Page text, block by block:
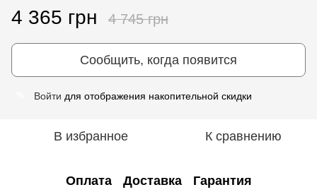
4 365 грн 4 745 грн
Сообщить, когда появится
Войти для отображения накопительной скидки
В избранное К сравнению
Оплата Доставка Гарантия